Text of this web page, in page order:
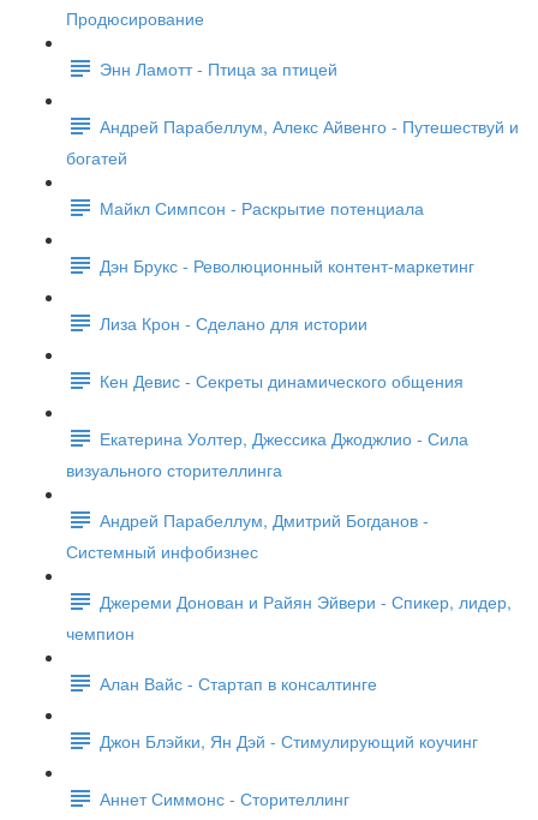
Продюсирование
Энн Ламотт - Птица за птицей
Андрей Парабеллум, Алекс Айвенго - Путешествуй и
богатей
Майкл Симпсон - Раскрытие потенциала
Дэн Брукс - Революционный контент-маркетинг
Лиза Крон - Сделано для истории
Кен Девис - Секреты динамического общения
Екатерина Уолтер, Джессика Джоджлио - Сила
визуального сторителлинга
Андрей Парабеллум, Дмитрий Богданов -
Системный инфобизнес
Джереми Донован и Райян Эйвери - Спикер, лидер,
чемпион
Алан Вайс - Стартап в консалтинге
Джон Блэйки, Ян Дэй - Стимулирующий коучинг
Аннет Симмонс - Сторителлинг